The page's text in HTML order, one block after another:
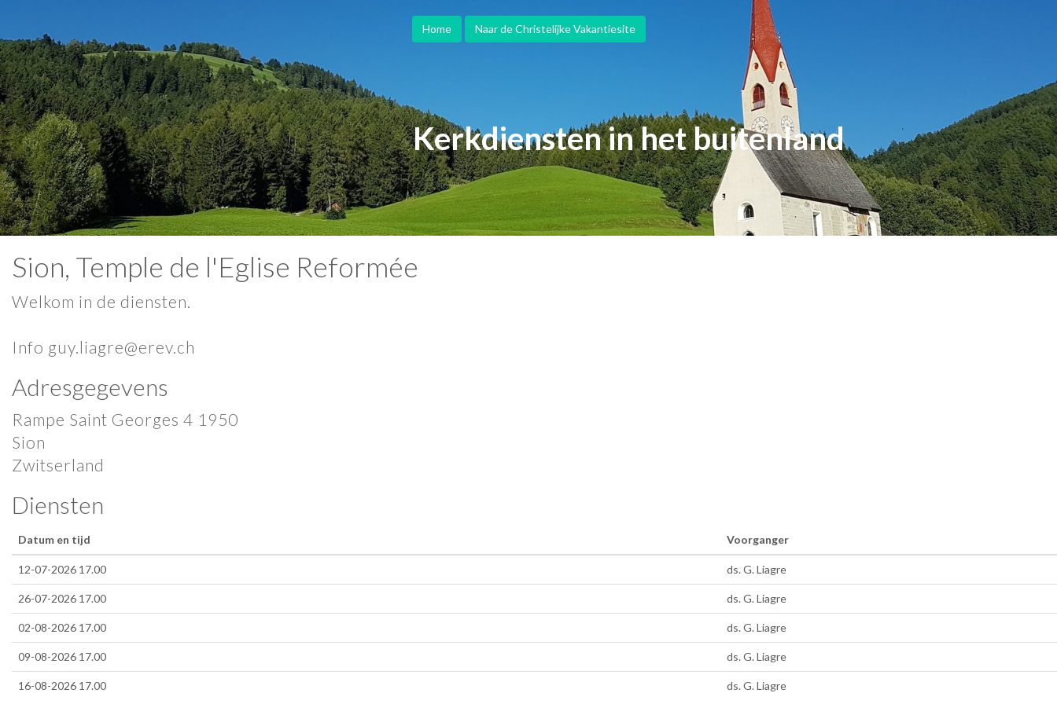
Home Naar de Christelijke Vakantiesite
Kerkdiensten in het buitenland
Sion, Temple de l'Eglise Reformée
Welkom in de diensten.
Info guy.liagre@erev.ch
Adresgegevens
Rampe Saint Georges 4 1950
Sion
Zwitserland
Diensten
Datum en tijd Voorganger
12-07-2026 17.00 ds. G. Liagre
26-07-2026 17.00 ds. G. Liagre
02-08-2026 17.00 ds. G. Liagre
09-08-2026 17.00 ds. G. Liagre
16-08-2026 17.00 ds. G. Liagre